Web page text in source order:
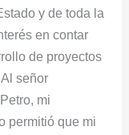
y de toda la
en contar
de proyectos
señor
mi
permitió que mi